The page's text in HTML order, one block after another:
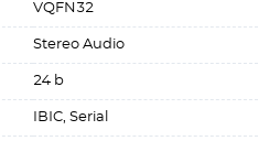
VQFN32
Stereo Audio
24 b
IВІC, Serial